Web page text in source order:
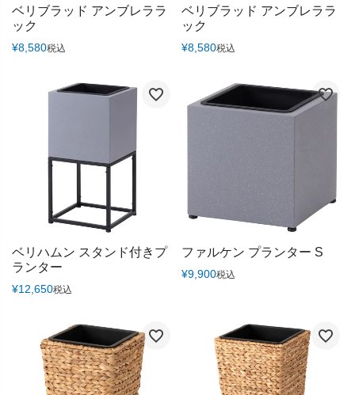
ベリブラッド アンブレララ
ック
¥8,580税込
ベリブラッド アンブレララ
ック
¥8,580税込
ベリハムン スタンド付きプ
ランター
¥12,650税込
ファルケン プランター S
¥9,900税込